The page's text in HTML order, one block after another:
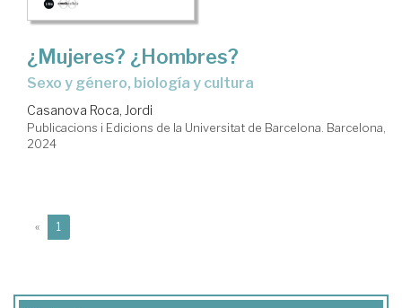
¿Mujeres? ¿Hombres?
sexo y género, biología y cultura
Casanova Roca, Jordi
Publicacions i Edicions de la Universitat de Barcelona. Barcelona,
2024
« 1